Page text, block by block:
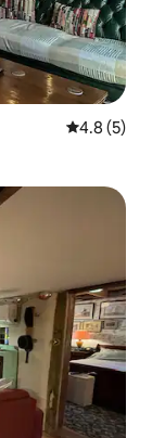
평점 4.8점
4.8 (5)